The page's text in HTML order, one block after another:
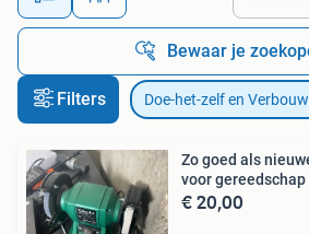
Bewaar je
Filters Doe-het-zelf en Verbouw
Zo goed als
voor gereedschap
€ 20,00